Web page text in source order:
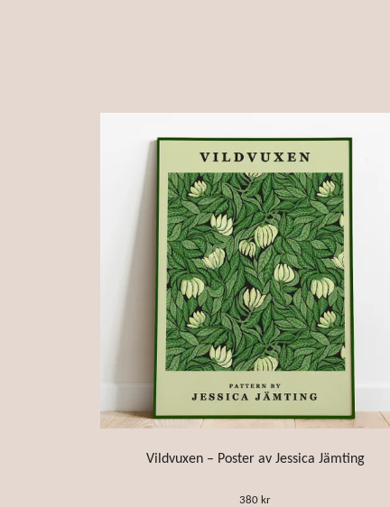
Vildvuxen – Poster av Jessica Jämting
380 kr